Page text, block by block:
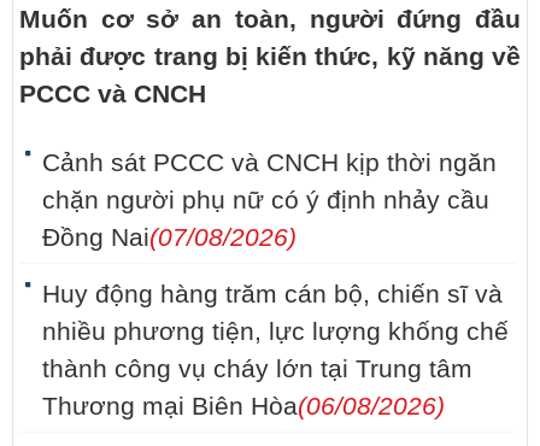
Muốn cơ sở an toàn, người đứng đầu
phải được trang bị kiến thức, kỹ năng về
PCCC và CNCH
Cảnh sát PCCC và CNCH kịp thời ngăn
chặn người phụ nữ có ý định nhảy cầu
Đồng Nai(07/08/2026)
Huy động hàng trăm cán bộ, chiến sĩ và
nhiều phương tiện, lực lượng khống chế
thành công vụ cháy lớn tại Trung tâm
Thương mại Biên Hòa(06/08/2026)